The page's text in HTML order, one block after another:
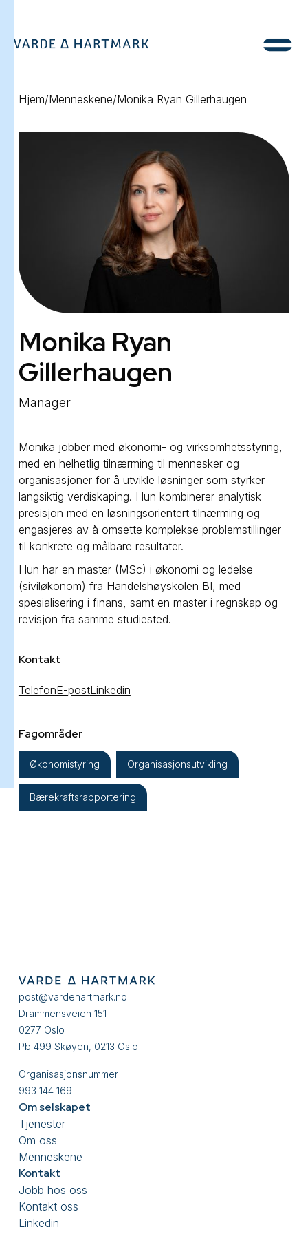
Hjem/Menneskene/Monika Ryan Gillerhaugen
Monika Ryan
Gillerhaugen
Manager
Monika jobber med økonomi- og virksomhetsstyring,
med en helhetlig tilnærming til mennesker og
organisasjoner for å utvikle løsninger som styrker
langsiktig verdiskaping. Hun kombinerer analytisk
presisjon med en løsningsorientert tilnærming og
engasjeres av å omsette komplekse problemstillinger
til konkrete og målbare resultater.
Hun har en master (MSc) i økonomi og ledelse
(siviløkonom) fra Handelshøyskolen BI, med
spesialisering i finans, samt en master i regnskap og
revisjon fra samme studiested.
Kontakt
TelefonE-postLinkedin
Fagområder
Økonomistyring Organisasjonsutvikling
Bærekraftsrapportering
post@vardehartmark.no
Drammensveien 151
0277 Oslo
Pb 499 Skøyen, 0213 Oslo
Organisasjonsnummer
993 144 169
Om selskapet
Tjenester
Om oss
Menneskene
Kontakt
Jobb hos oss
Kontakt oss
Linkedin